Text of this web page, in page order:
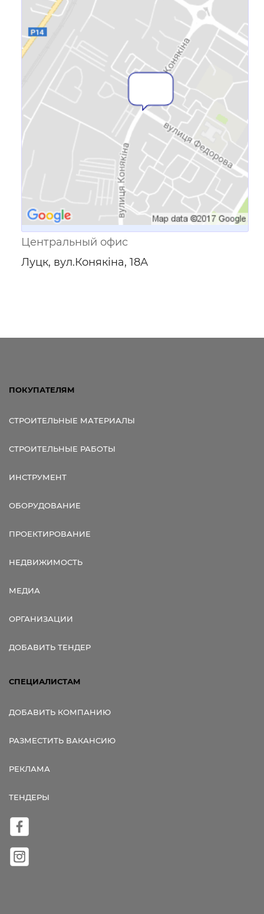
Ссылка для мобильных устройств
Центральный офис
Луцк, вул.Конякіна, 18А
ПОКУПАТЕЛЯМ
СТРОИТЕЛЬНЫЕ МАТЕРИАЛЫ
СТРОИТЕЛЬНЫЕ РАБОТЫ
ИНСТРУМЕНТ
ОБОРУДОВАНИЕ
ПРОЕКТИРОВАНИЕ
НЕДВИЖИМОСТЬ
МЕДИА
ОРГАНИЗАЦИИ
ДОБАВИТЬ ТЕНДЕР
СПЕЦИАЛИСТАМ
ДОБАВИТЬ КОМПАНИЮ
РАЗМЕСТИТЬ ВАКАНСИЮ
РЕКЛАМА
ТЕНДЕРЫ